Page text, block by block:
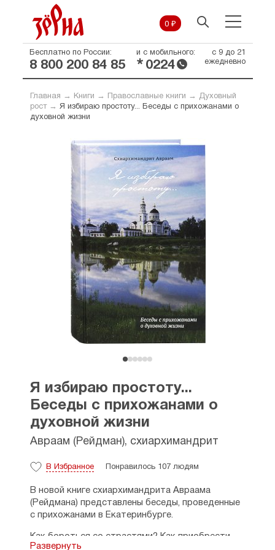
0 ₽
Бесплатно по России:
8 800 200 84 85
и с мобильного:
* 0224
с 9 до 21
ежедневно
Главная → Книги → Православные книги →
Духовный
рост→ Я избираю простоту... Беседы с прихожанами о
духовной жизни
Я избираю простоту...
Беседы с прихожанами о
духовной жизни
Авраам (Рейдман), схиархимандрит
В Избранное Понравилось 107 людям
В новой книге схиархимандрита Авраама
(Рейдмана) представлены беседы, проведенные
с прихожанами в Екатеринбурге.
Как бороться со страстями? Как приобрести
Развернуть